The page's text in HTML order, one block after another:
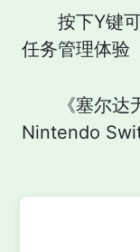
按下Y键
任务管理体验
《塞尔
Nintendo